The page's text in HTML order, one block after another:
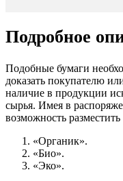
Подробное
Подобные бумаги
доказать покупателю
наличие в продукции
сырья. Имея в
возможность
«Органик».
«Био».
«Эко».